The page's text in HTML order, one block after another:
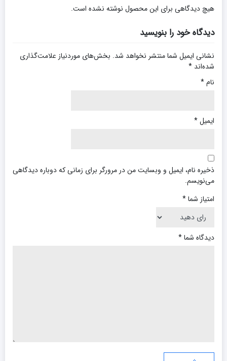
هیچ دیدگاهی برای این محصول نوشته نشده است.
دیدگاه خود را بنویسید
نشانی ایمیل شما منتشر نخواهد شد. بخش‌های موردنیاز علامت‌گذاری
شده‌اند *
نام*
ایمیل*
ذخیره نام، ایمیل و وبسایت من در مرورگر برای زمانی که دوباره دیدگاهی
می‌نویسم.
امتیاز شما*
دیدگاه شما*